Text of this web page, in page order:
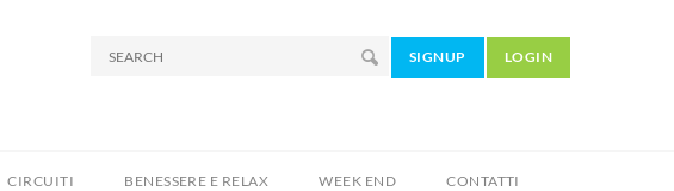
SIGNUP LOGIN
CIRCUITI BENESSERE E RELAX WEEK END CONTATTI